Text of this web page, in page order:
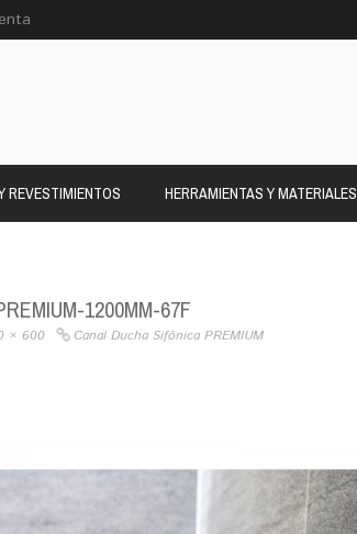
REVESTIMIENTOS HERRAMIENTAS Y MATERIALES
1200MM-67F
× 600 Canal Ducha Sifónica PREMIUM